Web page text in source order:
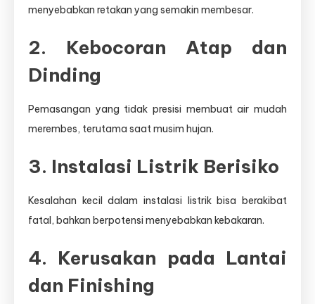
menyebabkan retakan yang semakin membesar.
2. Kebocoran Atap dan
Dinding
Pemasangan yang tidak presisi membuat air mudah
merembes, terutama saat musim hujan.
3. Instalasi Listrik Berisiko
Kesalahan kecil dalam instalasi listrik bisa berakibat
fatal, bahkan berpotensi menyebabkan kebakaran.
4. Kerusakan pada Lantai
dan Finishing